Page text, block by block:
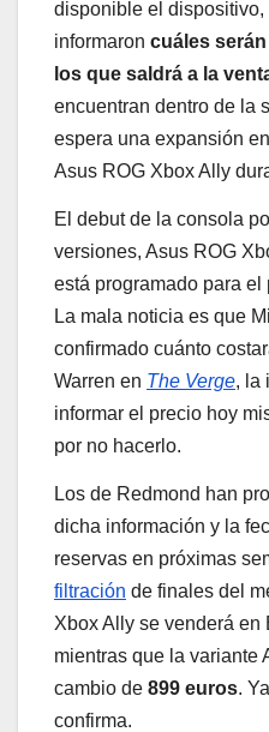
disponible el dispositivo,
informaron cuáles
los que saldrá a la
encuentran dentro de la
espera una expansión
Asus ROG Xbox Ally
El debut de la consola
versiones, Asus ROG
está programado para el
La mala noticia es que
confirmado cuánto
Warren en The Verge, la
informar el precio hoy
por no hacerlo.
Los de Redmond han
dicha información y la
reservas en próximas
filtración de finales del
Xbox Ally se venderá en
mientras que la variante
cambio de 899 euros.
confirma.